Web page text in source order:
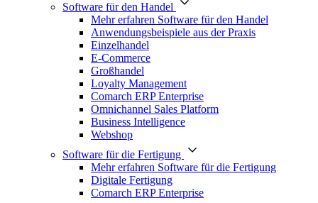
Software für den Handel
Mehr erfahren Software für den Handel
Anwendungsbeispiele aus der Praxis
Einzelhandel
E-Commerce
Großhandel
Loyalty Management
Comarch ERP Enterprise
Omnichannel Sales Platform
Business Intelligence
Webshop
Software für die Fertigung
Mehr erfahren Software für die Fertigung
Digitale Fertigung
Comarch ERP Enterprise